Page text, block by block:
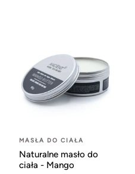
MASŁA DO CIAŁA
Naturalne masło do
ciała - Mango